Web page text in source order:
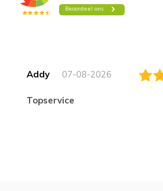
Addy 07-08-2026
topservice